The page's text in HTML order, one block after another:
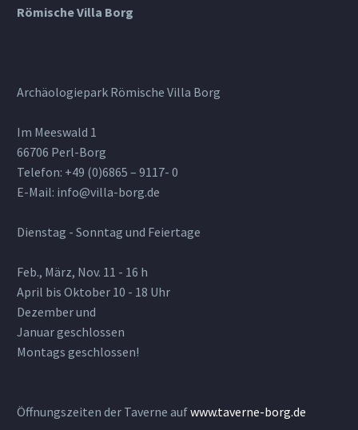
Römische Villa Borg
Archäologiepark Römische Villa Borg
Im Meeswald 1
66706 Perl-Borg
Telefon: +49 (0)6865 – 9117- 0
E-Mail: info@villa-borg.de
Dienstag - Sonntag und Feiertage
Feb., März, Nov. 11 - 16 h
April bis Oktober 10 - 18 Uhr
Dezember und
Januar geschlossen
Montags geschlossen!
Öffnungszeiten der Taverne aufwww.taverne-borg.de